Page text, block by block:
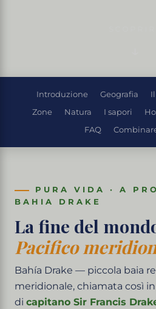
Introduzione Geografia
Zone
Natura I sapori
FAQ
PURA VIDA · A
BAHIA DRAKE
La fine del
Pacifico
Bahía Drake — piccola baia
meridionale, chiamata così
di capitano Sir Francis